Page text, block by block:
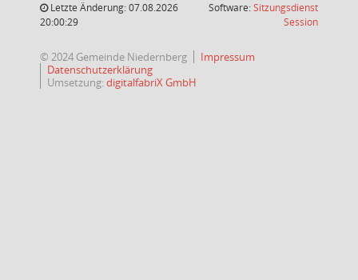
Letzte Änderung: 07.08.2026
20:00:29
Software:Sitzungsdienst
Session(Wird in
© 2024 Gemeinde Niedernberg
Impressum
Datenschutzerklärung
Umsetzung:digitalfabriX GmbH